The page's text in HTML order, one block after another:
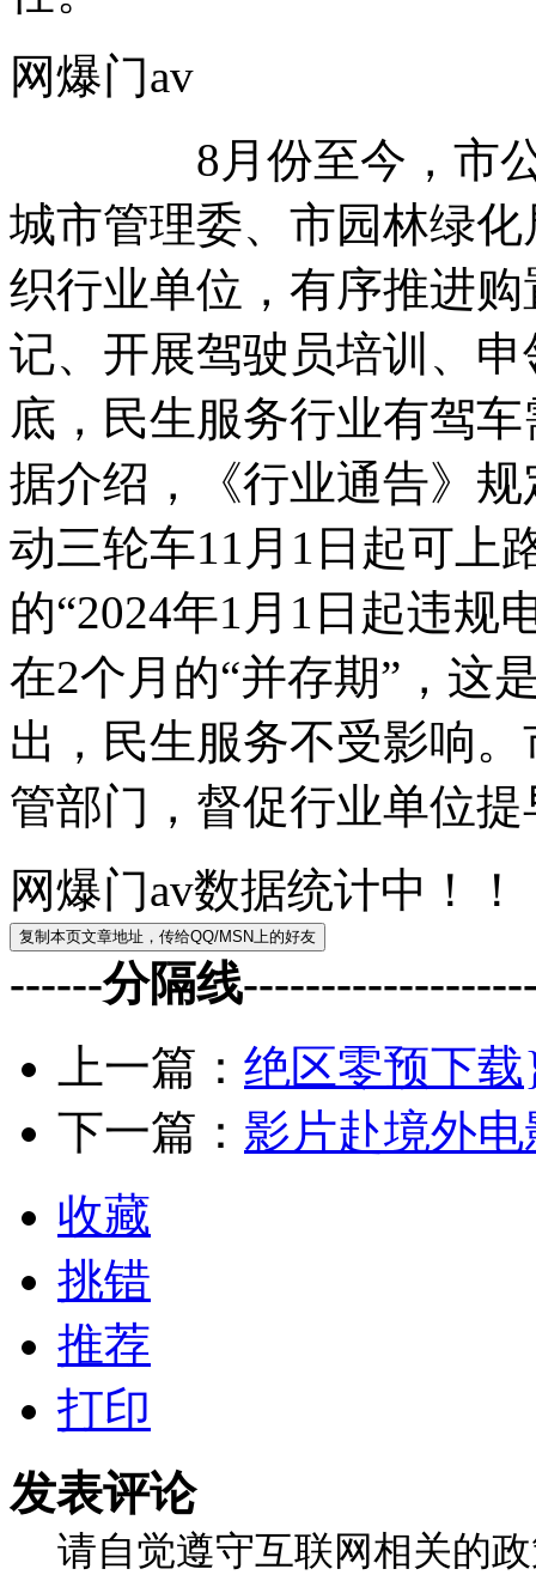
网爆门av
8月份至今，市公安
城市管理委、市园林绿
织行业单位，有序推进
记、开展驾驶员培训、
底，民生服务行业有驾
据介绍，《行业通告》
动三轮车11月1日起可上
的“2024年1月1日起违规
在2个月的“并存期”，这
出，民生服务不受影响
管部门，督促行业单位
网爆门av数据统计中！！
------分隔线
上一篇： 绝区零预下
下一篇： 影片赴境外
收藏
挑错
推荐
打印
发表评论
请自觉遵守互联网相关的